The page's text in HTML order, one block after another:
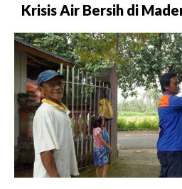
Krisis Air Bersih di